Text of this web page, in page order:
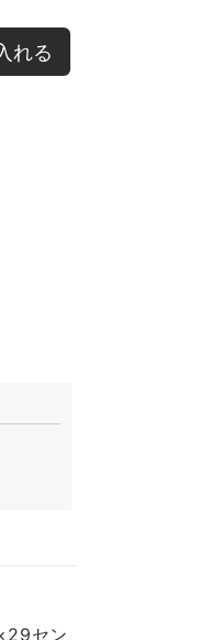
れる
セン